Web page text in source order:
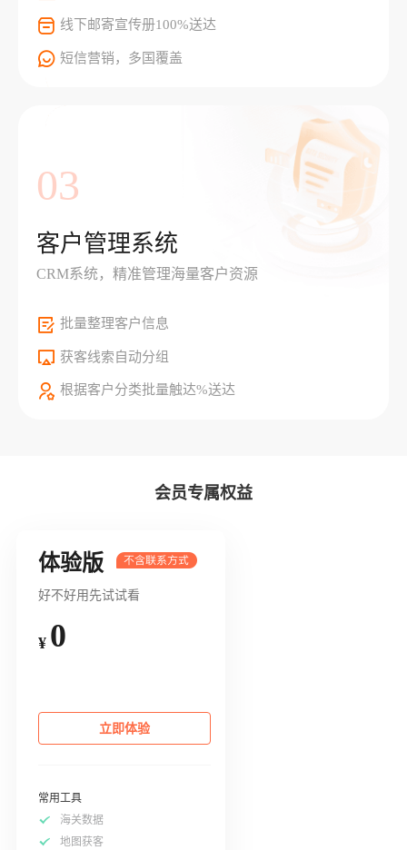
线下邮寄宣传册100%送达
短信营销，多国覆盖
03
客户管理系统
CRM系统，精准管理海量客户资源
批量整理客户信息
获客线索自动分组
根据客户分类批量触达%送达
会员专属权益
体验版
好不好用先试试看
¥ 0
立即体验
常用工具
海关数据
地图获客